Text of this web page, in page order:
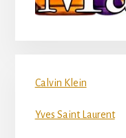
Calvin Klein
Yves Saint Laurent